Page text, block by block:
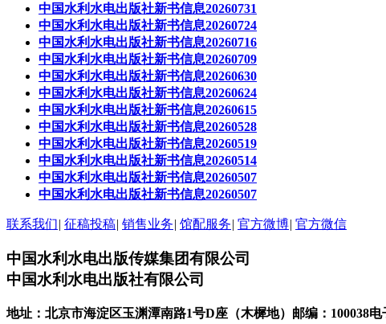
中国水利水电出版社新书信息20260731
中国水利水电出版社新书信息20260724
中国水利水电出版社新书信息20260716
中国水利水电出版社新书信息20260709
中国水利水电出版社新书信息20260630
中国水利水电出版社新书信息20260624
中国水利水电出版社新书信息20260615
中国水利水电出版社新书信息20260528
中国水利水电出版社新书信息20260519
中国水利水电出版社新书信息20260514
中国水利水电出版社新书信息20260507
中国水利水电出版社新书信息20260507
联系我们| 征稿投稿| 销售业务| 馆配服务| 官方微博| 官方微信
中国水利水电出版传媒集团有限公司
中国水利水电出版社有限公司
地址：北京市海淀区玉渊潭南路1号D座（木樨地） 邮编：100038电